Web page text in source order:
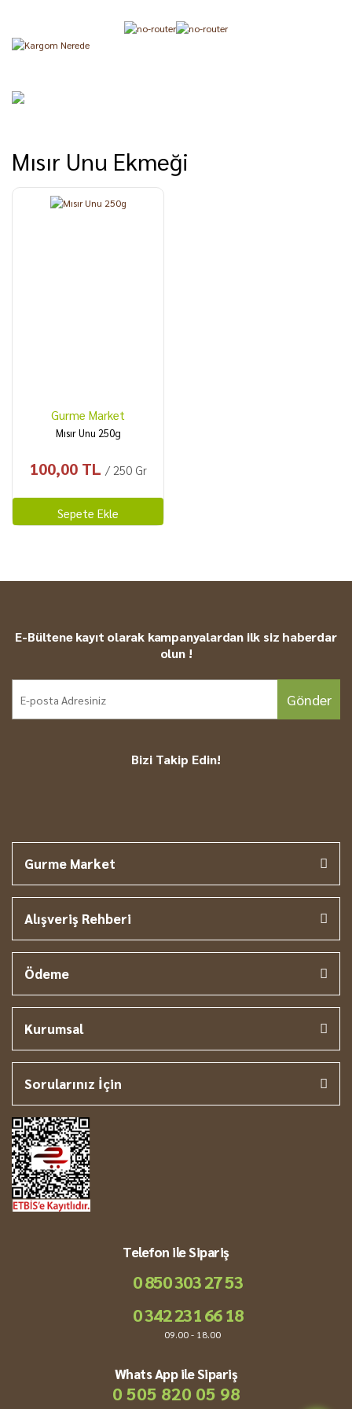
Mısır Unu Ekmeği
Gurme Market
Mısır Unu 250g
100,00 TL / 250 Gr
Sepete Ekle
E-Bültene kayıt olarak kampanyalardan ilk siz haberdar
olun !
Gönder
Bizi Takip Edin!
Gurme Market
Alışveriş Rehberi
Ödeme
Kurumsal
Sorularınız İçin
Telefon ile Sipariş
0 850 303 27 53
0 342 231 66 18
09.00 - 18.00
Whats App ile Sipariş
0 505 820 05 98